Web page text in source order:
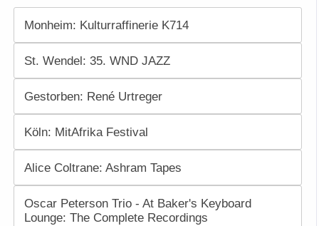
Monheim: Kulturraffinerie K714
St. Wendel: 35. WND JAZZ
Gestorben: René Urtreger
Köln: MitAfrika Festival
Alice Coltrane: Ashram Tapes
Oscar Peterson Trio - At Baker's Keyboard
Lounge: The Complete Recordings